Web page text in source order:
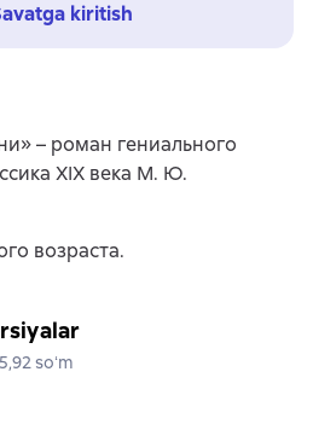
kiritish
– роман гениального
XIX века М. Ю.
возраста.
soʻm